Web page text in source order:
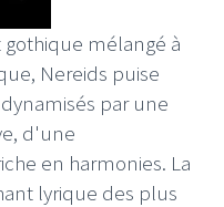
mélangé à
Nereids puise
par une
d'une
en harmonies. La
lyrique des plus